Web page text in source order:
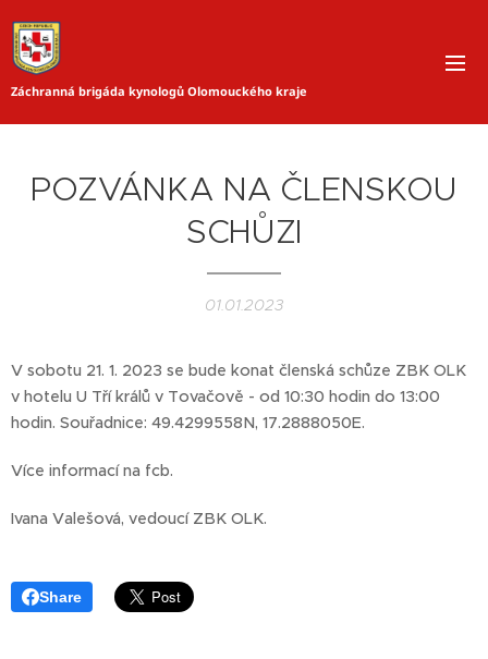
Záchranná brigáda kynologů Olomouckého kraje
POZVÁNKA NA ČLENSKOU
SCHŮZI
01.01.2023
V sobotu 21. 1. 2023 se bude konat členská schůze ZBK OLK
v hotelu U Tří králů v Tovačově - od 10:30 hodin do 13:00
hodin. Souřadnice: 49.4299558N, 17.2888050E.
Více informací na fcb.
Ivana Valešová, vedoucí ZBK OLK.
Share